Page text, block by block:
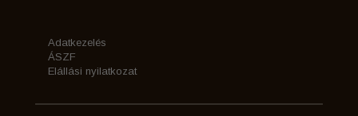
Adatkezelés
ÁSZF
Elállási nyilatkozat